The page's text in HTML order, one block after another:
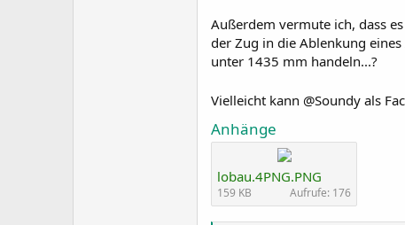
Außerdem vermute ich, dass
der Zug in die Ablenkung
unter 1435 mm handeln...?
Vielleicht kann @Soundy als
Anhänge
lobau.4PNG.PNG
159 KB Aufrufe: 176